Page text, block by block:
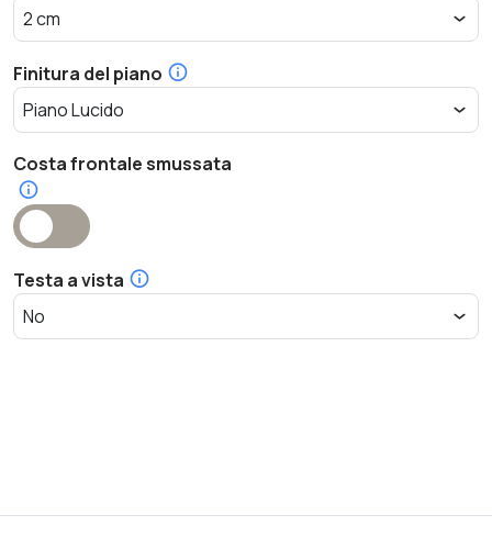
Finitura del piano
Costa frontale smussata
Testa a vista